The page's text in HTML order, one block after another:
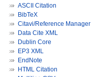
ASCII Citation
BibTeX
Citavi/Reference Manager
Data Cite XML
Dublin Core
EP3 XML
EndNote
HTML Citation